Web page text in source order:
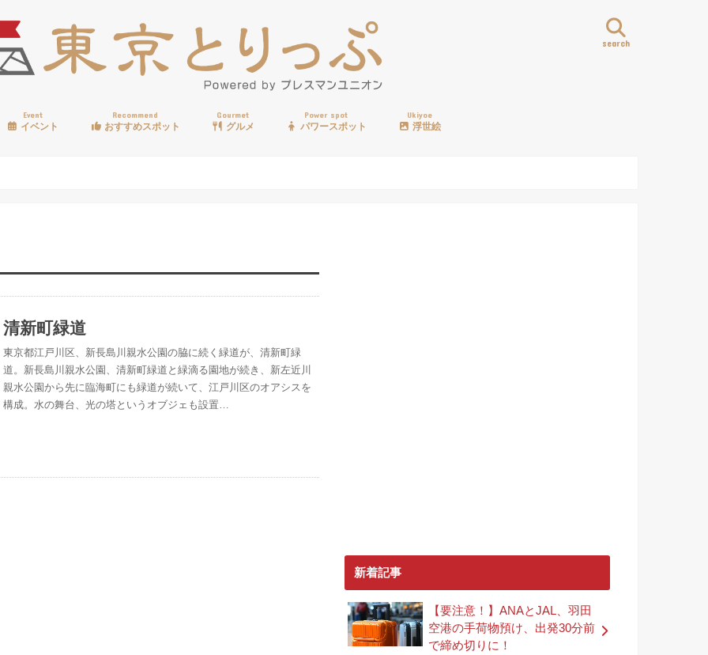
search
Event
イベント
Recommend
おすすめスポット
Gourmet
グルメ
Power spot
パワースポット
Ukiyoe
浮世絵
清新町緑道
東京都江戸川区、新長島川親水公園の脇に続く緑道が、清新町緑
道。新長島川親水公園、清新町緑道と緑滴る園地が続き、新左近川
親水公園から先に臨海町にも緑道が続いて、江戸川区のオアシスを
構成。水の舞台、光の塔というオブジェも設置…
新着記事
【要注意！】ANAとJAL、羽田
空港の手荷物預け、出発30分前
で締め切りに！